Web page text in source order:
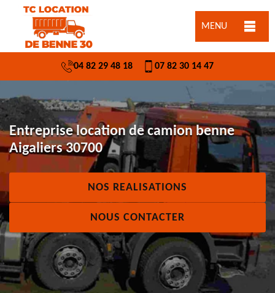
MENU
04 82 29 48 18 07 82 30 14 47
Entreprise location de camion benne
Aigaliers 30700
NOS REALISATIONS
NOUS CONTACTER